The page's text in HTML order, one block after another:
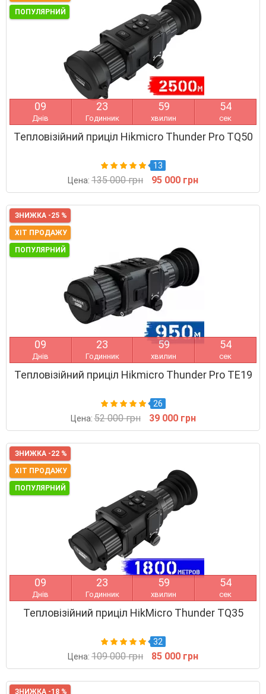
ПОПУЛЯРНИЙ
09
Днів
23
Годинник
59
хвилин
54
сек
Тепловізійний приціл Hikmicro Thunder Pro TQ50
13
Цена: 135 000 грн 95 000 грн
ЗНИЖКА -25 %
ХІТ ПРОДАЖУ
ПОПУЛЯРНИЙ
09
Днів
23
Годинник
59
хвилин
54
сек
Тепловізійний приціл Hikmicro Thunder Pro TE19
26
Цена:52 000 грн 39 000 грн
ЗНИЖКА -22 %
ХІТ ПРОДАЖУ
ПОПУЛЯРНИЙ
09
Днів
23
Годинник
59
хвилин
54
сек
Тепловізійний приціл HikMicro Thunder TQ35
32
Цена: 109 000 грн 85 000 грн
ЗНИЖКА -18 %